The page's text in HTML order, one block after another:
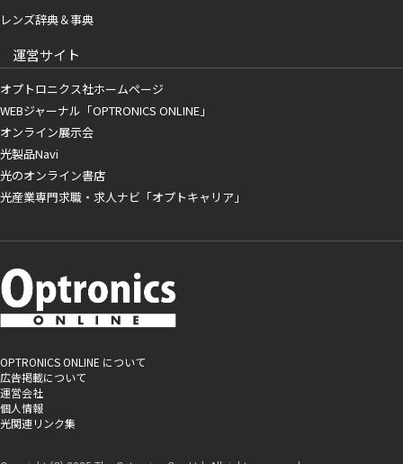
レンズ辞典＆事典
運営サイト
オプトロニクス社ホームページ
WEBジャーナル「OPTRONICS ONLINE」
オンライン展示会
光製品Navi
光のオンライン書店
光産業専門求職・求人ナビ「オプトキャリア」
OPTRONICS ONLINE について
広告掲載について
運営会社
個人情報
光関連リンク集